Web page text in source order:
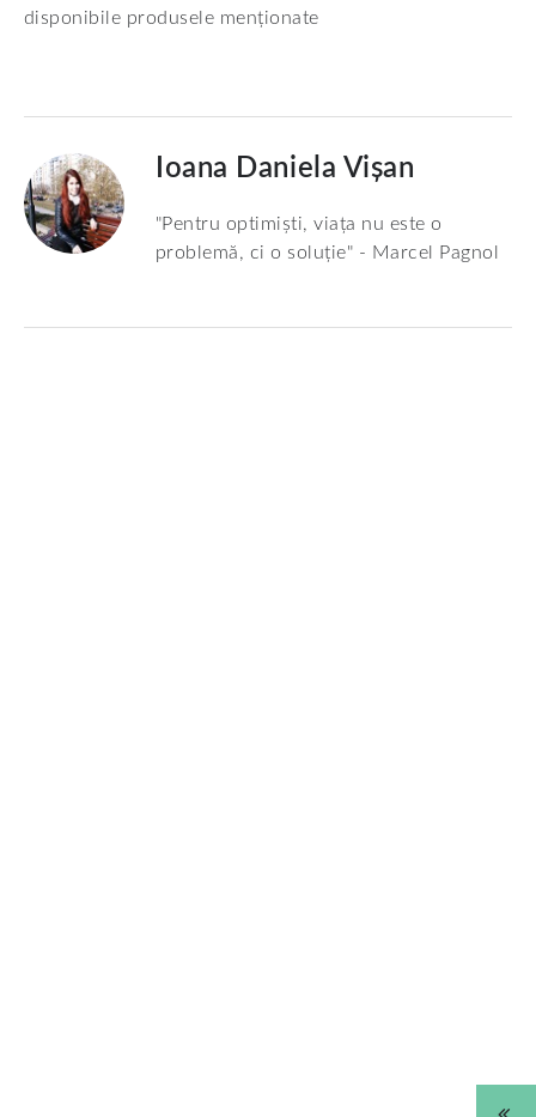
disponibile produsele menționate
Ioana Daniela Vișan
"Pentru optimiști, viața nu este o
problemă, ci o soluție" - Marcel Pagnol